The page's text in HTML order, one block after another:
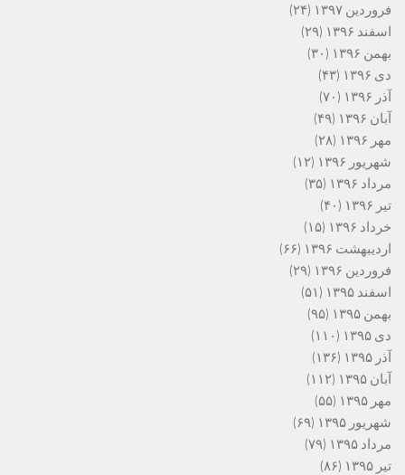
فروردین ۱۳۹۷
(۲۴)
اسفند ۱۳۹۶
(۲۹)
بهمن ۱۳۹۶
(۳۰)
دی ۱۳۹۶
(۴۳)
آذر ۱۳۹۶
(۷۰)
آبان ۱۳۹۶
(۴۹)
مهر ۱۳۹۶
(۲۸)
شهریور ۱۳۹۶
(۱۲)
مرداد ۱۳۹۶
(۳۵)
تیر ۱۳۹۶
(۴۰)
خرداد ۱۳۹۶
(۱۵)
اردیبهشت ۱۳۹۶
(۶۶)
فروردین ۱۳۹۶
(۲۹)
اسفند ۱۳۹۵
(۵۱)
بهمن ۱۳۹۵
(۹۵)
دی ۱۳۹۵
(۱۱۰)
آذر ۱۳۹۵
(۱۳۶)
آبان ۱۳۹۵
(۱۱۲)
مهر ۱۳۹۵
(۵۵)
شهریور ۱۳۹۵
(۶۹)
مرداد ۱۳۹۵
(۷۹)
تیر ۱۳۹۵
(۸۶)